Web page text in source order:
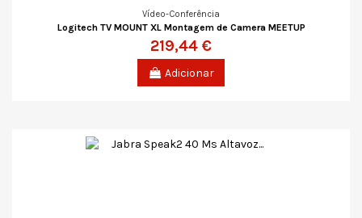
Vídeo-Conferência
Logitech TV MOUNT XL Montagem de Camera MEETUP
219,44 €
Adicionar